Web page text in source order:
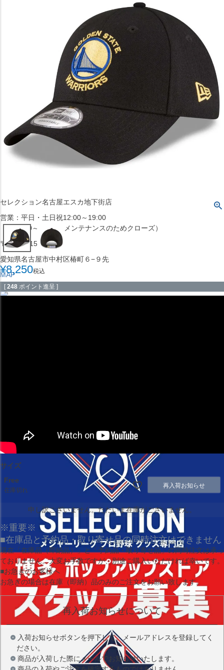
大阪府大阪市中央区西心斎橋1丁目6番14号
JR水道橋駅西口店
営業：土・日・祝日のみ 12:00-18:00
〒101-0061
東京都千代田区神田三崎町２丁目２２−１ 1F
セレクション名古屋エスカ地下街店
営業：平日・土日祝12:00～19:00
（※15:00～16:00はメンテナンスのためクローズ）
〒453-0015
愛知県名古屋市中村区椿町６−９先
MAP
SHOP
¥8,250税込
[ 248 ポイント進呈 ]
サイズ
Free
在庫切れ
再入荷お知らせ
申し訳ございません。ただいま在庫がございません。
※重要※
■在庫品と予約品・取り寄せ品の同時注文はできません
現在「在庫品（即納品）」と「予約品・取り寄せ品」の同時注文は承っ
ておりません。大変お手数ですが、別途ご購入いただければ幸いです。
■お急ぎのお客様へ
お急ぎの場合は在庫（即納）品のみのご注文をお願い致します。
再入荷お知らせについて
入荷お知らせボタンを押下して、メールアドレスを登録してく
ださい。
商品が入荷した際にメールでお知らせいたします。